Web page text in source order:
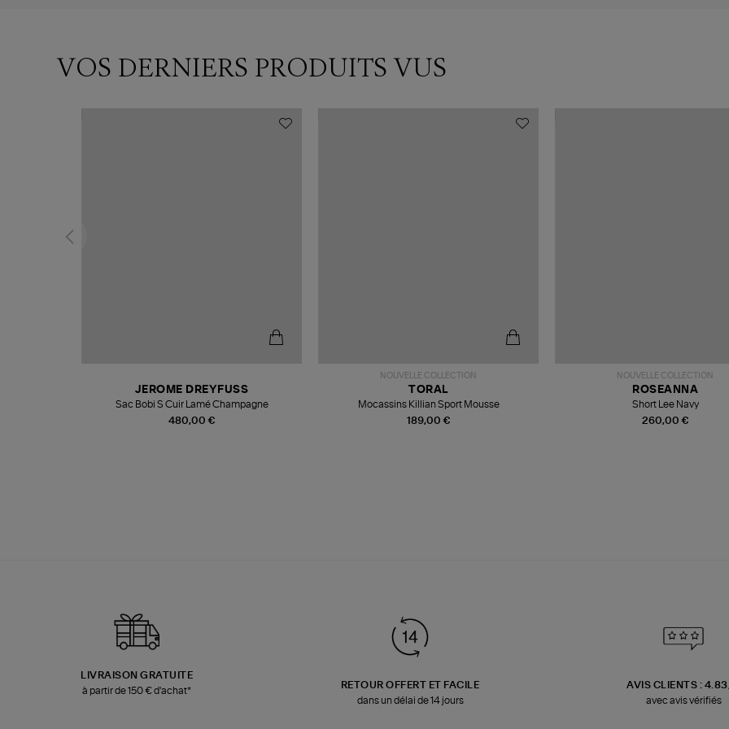
VOS DERNIERS PRODUITS VUS
480,00 €
JEROME DREYFUSS
Sac Bobi S Cuir Lamé Champagne
NOUVELLE COLLECTION
189,00 €
TORAL
Mocassins Killian Sport Mousse
NOUVELLE COLLECTION
260,00 €
ROSEANNA
Short Lee Navy
LIVRAISON GRATUITE
à partir de 150 € d'achat*
RETOUR OFFERT ET FACILE
dans un délai de 14 jours
AVIS CLIENTS :
avec avis vérifiés